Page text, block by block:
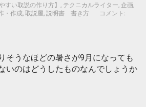
すい取説の作り方】 , テクニカルライター, 企画,
・作成, 取説屋, 説明書 書き方
コメント:
そうなほどの暑さが9月になっても
いのはどうしたものなんでしょうか